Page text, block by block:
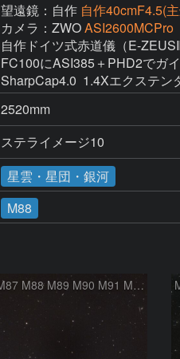
望遠鏡：自作 自作40cmF4.5(
カメラ：ZWOASI2600MCPro
自作ドイツ式赤道儀（E-ZEUSⅡ
FC100にASI385＋PHD2でガ
SharpCap4.0  1.4Xエクステン
2520mm
ステライメージ10
星雲・星団・銀河
M88
M87 M88 M89 M90 M91 M100 マルカリアンの銀河鎖 おとめ座 かみのけ座